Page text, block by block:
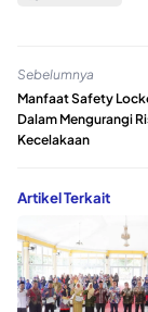
Sebelumnya
Manfaat Safety
Dalam Mengurangi
Kecelakaan
Artikel Terkait